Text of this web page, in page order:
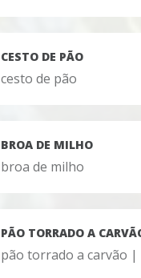
CESTO DE PÃO
cesto de pão
BROA DE MILHO
broa de milho
PÃO TORRADO A
pão torrado a carvão